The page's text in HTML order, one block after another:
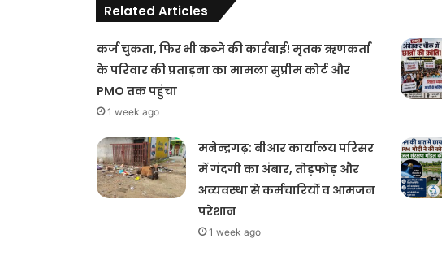
Related Articles
कर्ज चुकता, फिर भी कब्जे की कार्रवाई! मृतक ऋणकर्ता
के परिवार की प्रताड़ना का मामला सुप्रीम कोर्ट और
PMO तक पहुंचा
1 week ago
मनेन्द्रगढ़: बीआर कार्यालय परिसर
में गंदगी का अंबार, तोड़फोड़ और
अव्यवस्था से कर्मचारियों व आमजन
परेशान
1 week ago